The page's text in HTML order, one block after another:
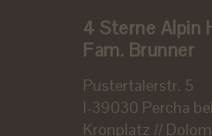
4 Sterne Alpin
Fam. Brunner
Pustertalerstr. 5
I-39030 Percha
Kronplatz //